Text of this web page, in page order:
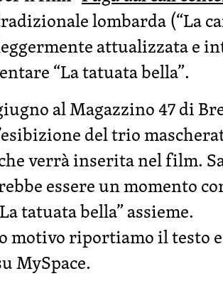
lombarda (“La
attualizzata e
“La tatuata bella”.
al Magazzino 47 di
del trio
verrà inserita nel film.
essere un momento
tatuata bella” assieme.
motivo riportiamo il testo
MySpace.